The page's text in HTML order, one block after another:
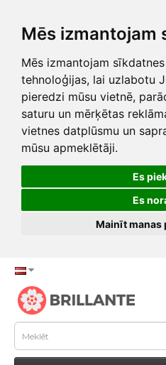
Mēs izmantojam
Mēs izmantojam
tehnoloģijas, lai uzlabotu
pieredzi mūsu vietnē,
saturu un mērķētas
vietnes datplūsmu un
mūsu apmeklētāji.
Es
Es
Mainīt manas